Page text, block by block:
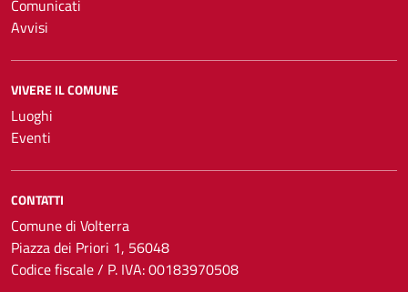
Comunicati
Avvisi
VIVERE IL COMUNE
Luoghi
Eventi
CONTATTI
Comune di Volterra
Piazza dei Priori 1, 56048
Codice fiscale / P. IVA: 00183970508